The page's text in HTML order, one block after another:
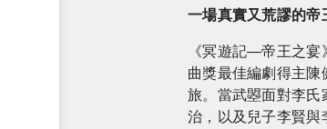
一場真實又荒謬的帝
《冥遊記—帝王之
曲獎最佳編劇得主陳
旅。當武曌面對李氏
治，以及兒子李賢與